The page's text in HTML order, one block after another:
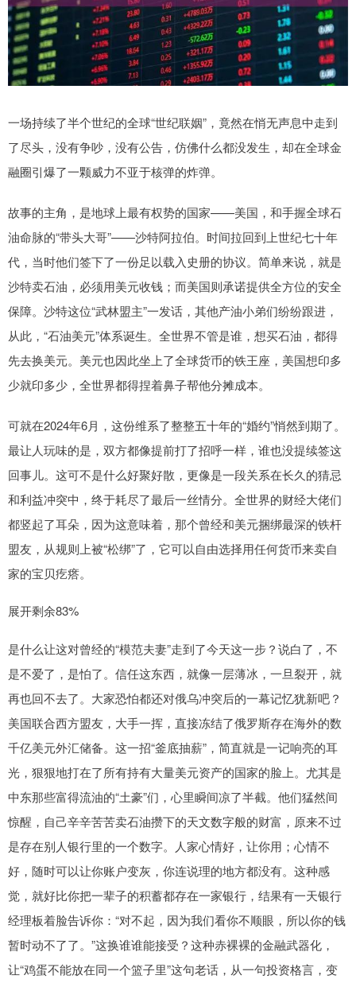
一场持续了半个世纪的全球“世纪联姻”，竟然在悄无声息中走到
了尽头，没有争吵，没有公告，仿佛什么都没发生，却在全球金
融圈引爆了一颗威力不亚于核弹的炸弹。
故事的主角，是地球上最有权势的国家——美国，和手握全球石
油命脉的“带头大哥”——沙特阿拉伯。时间拉回到上世纪七十年
代，当时他们签下了一份足以载入史册的协议。简单来说，就是
沙特卖石油，必须用美元收钱；而美国则承诺提供全方位的安全
保障。沙特这位“武林盟主”一发话，其他产油小弟们纷纷跟进，
从此，“石油美元”体系诞生。全世界不管是谁，想买石油，都得
先去换美元。美元也因此坐上了全球货币的铁王座，美国想印多
少就印多少，全世界都得捏着鼻子帮他分摊成本。
可就在2024年6月，这份维系了整整五十年的“婚约”悄然到期了。
最让人玩味的是，双方都像提前打了招呼一样，谁也没提续签这
回事儿。这可不是什么好聚好散，更像是一段关系在长久的猜忌
和利益冲突中，终于耗尽了最后一丝情分。全世界的财经大佬们
都竖起了耳朵，因为这意味着，那个曾经和美元捆绑最深的铁杆
盟友，从规则上被“松绑”了，它可以自由选择用任何货币来卖自
家的宝贝疙瘩。
展开剩余83%
是什么让这对曾经的“模范夫妻”走到了今天这一步？说白了，不
是不爱了，是怕了。信任这东西，就像一层薄冰，一旦裂开，就
再也回不去了。大家恐怕都还对俄乌冲突后的一幕记忆犹新吧？
美国联合西方盟友，大手一挥，直接冻结了俄罗斯存在海外的数
千亿美元外汇储备。这一招“釜底抽薪”，简直就是一记响亮的耳
光，狠狠地打在了所有持有大量美元资产的国家的脸上。尤其是
中东那些富得流油的“土豪”们，心里瞬间凉了半截。他们猛然间
惊醒，自己辛辛苦苦卖石油攒下的天文数字般的财富，原来不过
是存在别人银行里的一个数字。人家心情好，让你用；心情不
好，随时可以让你账户变灰，你连说理的地方都没有。这种感
觉，就好比你把一辈子的积蓄都存在一家银行，结果有一天银行
经理板着脸告诉你：“对不起，因为我们看你不顺眼，所以你的钱
暂时动不了了。”这换谁谁能接受？这种赤裸裸的金融武器化，
让“鸡蛋不能放在同一个篮子里”这句老话，从一句投资格言，变